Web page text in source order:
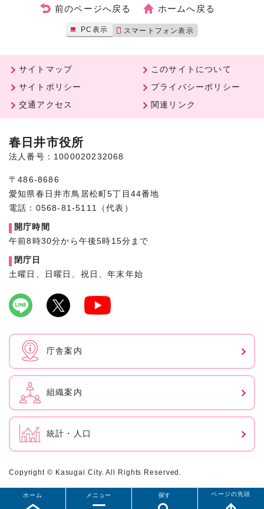
前のページへ戻る ホームへ戻る
PC表示 スマートフォン表示
メニュー
ホーム 探す ページの先頭
サイトマップ
このサイトについて
サイトポリシー
プライバシーポリシー
交通アクセス
関連リンク
春日井市役所
法人番号：1000020232068
〒486-8686
愛知県春日井市鳥居松町5丁目44番地
電話：0568-81-5111（代表）
開庁時間
午前8時30分から午後5時15分まで
閉庁日
土曜日、日曜日、祝日、年末年始
庁舎案内
組織案内
統計・人口
Copyright © Kasugai City. All Rights Reserved.